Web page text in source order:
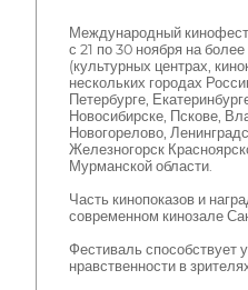
Международный
с 21 по 30 ноября на
(культурных центрах,
нескольких городах
Петербурге,
Новосибирске, Пскове,
Новогорелово,
Железногорск
Мурманской области.
Часть кинопоказов и
современном кинозале
Фестиваль способствует
нравственности в